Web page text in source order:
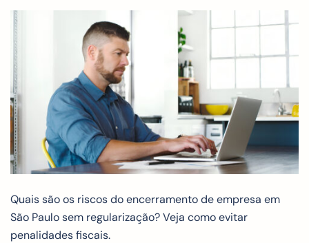
Quais são os riscos do encerramento de empresa em
São Paulo sem regularização? Veja como evitar
penalidades fiscais.